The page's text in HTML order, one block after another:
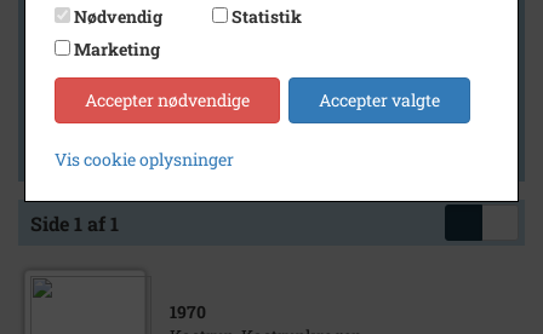
Vis kun med billeder
Vis kun med filmklip
Vis kun med lydklip
Vis kun med kilder
Vis kun med geo-tag
Side 1 af 1
1970
Nødvendig
Statistik
Marketing
Accepter nødvendige Accepter valgte
Vis cookie oplysninger